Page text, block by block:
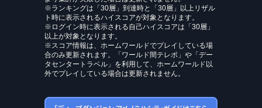
※ランキングは「30層」到達時と「30層」以上リザル
ト時に表示されるハイスコアが対象となります。
※ログイン時に表示される自己ハイスコアは「30層」
以上が対象となります。
※スコア情報は、ホームワールドでプレイしている場
合のみ更新されます。「ワールド間テレポ」や「デー
タセンタートラベル」を利用して、ホームワールド以
外でプレイしている場合は更新されません。